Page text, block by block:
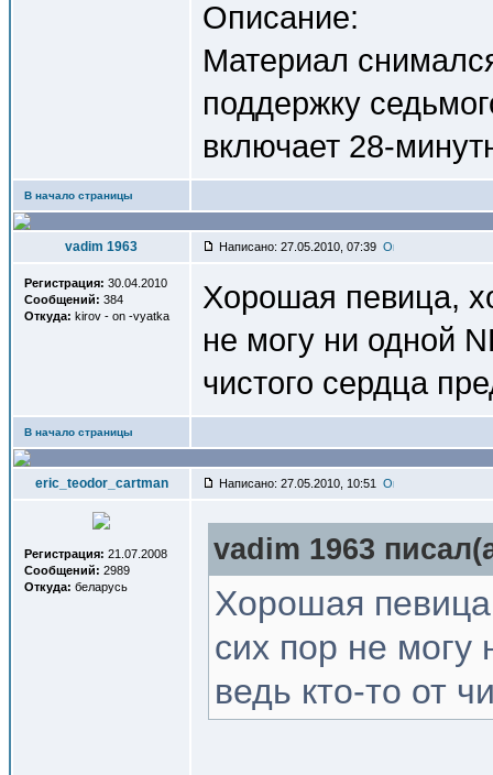
Описание:
Материал
поддержку
включает 28-
В начало страницы
vadim 1963 Написано: 27.05.2010, 07:39
Регистрация: 30.04.2010
Сообщений: 384
Откуда: kirov - on -vyatka
Хорошая певица,
не могу ни одной
чистого сердца
В начало страницы
eric_teodor_cartman Написано: 27.05.2010, 10:51
Регистрация: 21.07.2008
Сообщений: 2989
Откуда: беларусь
vadim 1963
Хорошая
сих пор не могу
ведь кто-то от